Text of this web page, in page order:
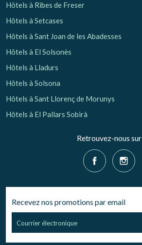
Hôtels à Ribes de Freser
Hôtels à Setcases
Hôtels à Sant Joan de les Abadesses
Hôtels à El Solsonès
Hôtels à Lladurs
Hôtels à Solsona
Hôtels à Sant Llorenç de Morunys
Hôtels à El Pallars Sobirà
Retrouvez-nous sur
Recevez nos promotions par email